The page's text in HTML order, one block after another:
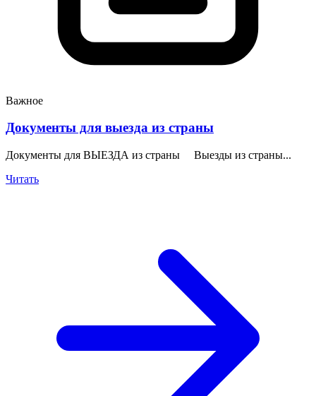
Важное
Документы для выезда из страны
Документы для ВЫЕЗДА из страны Выезды из страны...
Читать